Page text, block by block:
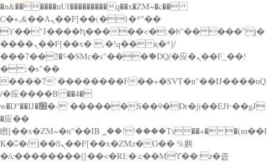
�n&������nUf���������q��x�ZM~�c��
Ϲ�+,&��Ὰܢ��F[��(�1�*"��
ϒ��"J����ԧ�����<�;�b"�� ���"j�
����ܢ��F[��x� ,�!q�� қ�*]/
���؝�2��7�SMc�s"���ޭ�DQ/�应�ܢ��F_��!
� :�s"��
����7`��������F��+�SVT�n"��IJ����nQ
/�应����B ��4�
w�D"��IJ�׭�-`������S��9�Dr�ji��EJ߅��gJ
�应��
矁[��x�ZM~�n"��IB؃��!'����Тѕ��+��(m��I
K�ʭ�/|��ϐܢ��F[��x�ZMz�G�� %嬩
�/c��������[[��<�RI:�:c��MΎ��:z�졾